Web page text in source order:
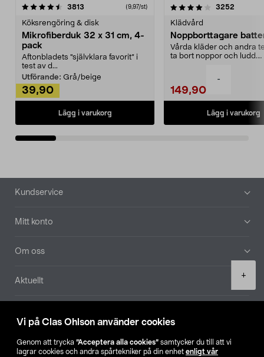
Vi på Clas Ohlson använder cookies
Genom att trycka ”Acceptera alla cookies” samtycker du till att vi
lagrar cookies och andra spårtekniker på din enhet enligt vår
-
+
3813 (9,97/st)
Köksrengöring & disk
Mikrofiberduk 32 x 31 cm, 4-
pack
Aftonbladets "självklara favorit” i
test av d...
Utförande: Grå/beige
39,90
Lägg i varukorg
4.0av 5 stjärnor 3252
Klädvård
Noppborttagare
Vårda kläder och andra
ta bort noppor och ludd.
149,90
Lägg i varukorg
4.5av 5 stjärnor
Sidfot
Kundservice
Mitt konto
Om oss
Aktuellt
Hitta butik